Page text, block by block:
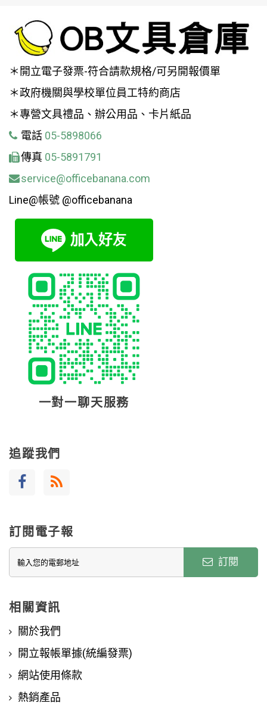
＊開立電子發票-符合請款規格/可另開報價單
＊政府機關與學校單位員工特約商店
＊專營文具禮品、辦公用品、卡片紙品
電話 05-5898066
傳真 05-5891791
service@officebanana.com
Line@帳號 @officebanana
一對一聊天服務
追蹤我們
訂閱電子報
訂閱
相關資訊
關於我們
開立報帳單據(統編發票)
網站使用條款
熱銷產品